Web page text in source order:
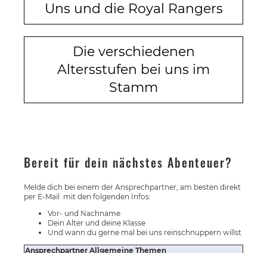
Uns und die Royal Rangers
Die verschiedenen
Altersstufen bei uns im
Stamm
Bereit für dein nächstes Abenteuer?
Melde dich bei einem der Ansprechpartner, am besten direkt
per E-Mail mit den folgenden Infos:
Vor- und Nachname
Dein Alter und deine Klasse
Und wann du gerne mal bei uns reinschnuppern willst
Ansprechpartner Allgemeine Themen